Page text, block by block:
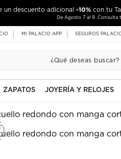
un descuento adicional -10% con tu
De Agosto 7 al 9. Consulta
MI PALACIO APP SEGUROS
ZAPATOS JOYERÍA Y RELOJES